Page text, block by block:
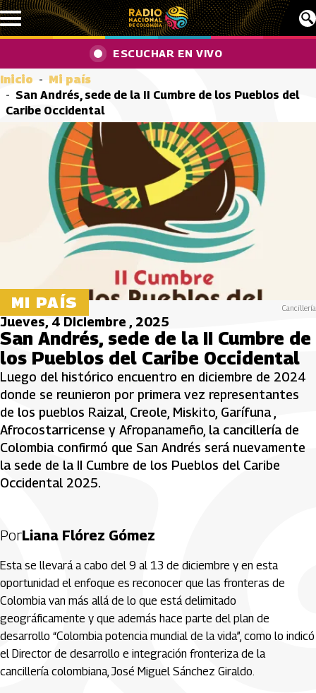
Pasar al contenido principal
ESCUCHAR EN VIVO
Inicio
Mi país
San Andrés, sede de la II Cumbre de los Pueblos del
Caribe Occidental
MI PAÍS Cancillería
Jueves, 4 Diciembre , 2025
San Andrés, sede de la II Cumbre de
los Pueblos del Caribe Occidental
Luego del histórico encuentro en diciembre de 2024
donde se reunieron por primera vez representantes
de los pueblos Raizal, Creole, Miskito, Garífuna ,
Afrocostarricense y Afropanameño, la cancillería de
Colombia confirmó que San Andrés será nuevamente
la sede de la II Cumbre de los Pueblos del Caribe
Occidental 2025.
PorLiana Flórez Gómez
Esta se llevará a cabo del 9 al 13 de diciembre y en esta
oportunidad el enfoque es reconocer que las fronteras de
Colombia van más allá de lo que está delimitado
geográficamente y que además hace parte del plan de
desarrollo “Colombia potencia mundial de la vida”, como lo indicó
el Director de desarrollo e integración fronteriza de la
cancillería colombiana, José Miguel Sánchez Giraldo.